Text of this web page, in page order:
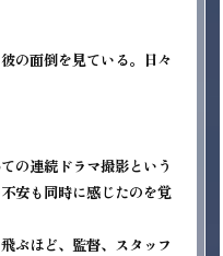
の面倒を見ている。日々
の連続ドラマ撮影という
安も同時に感じたのを覚
ぶほど、監督、スタッフ